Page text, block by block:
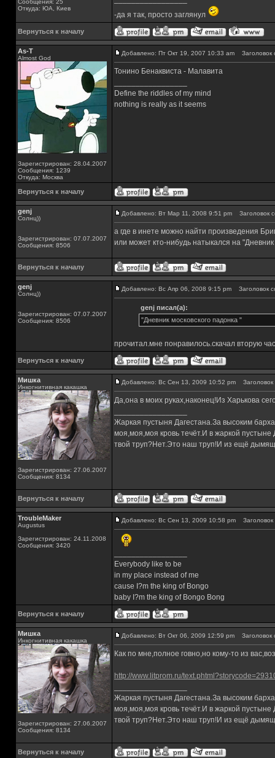
Сообщения: 25
Откуда: ЮА, Киев
-да я так, просто заглянул
Вернуться к началу
As-T
Almost God
Зарегистрирован: 28.04.2007
Сообщения: 1239
Откуда: Москва
Добавлено: Пт Окт 19, 2007 10:33 am Заголовок
Тонино Бенаквиста - Малавита
Define the riddles of my mind
nothing is really as it seems
Вернуться к началу
genj
Солнц))
Зарегистрирован: 07.07.2007
Сообщения: 8506
Добавлено: Вт Мар 11, 2008 9:51 pm Заголовок
а где в инете можно найти произведения
или может кто-нибудь натыкался на
Вернуться к началу
genj
Солнц))
Зарегистрирован: 07.07.2007
Сообщения: 8506
Добавлено: Вс Апр 06, 2008 9:15 pm Заголовок
genj писал(а):
"Дневник московского падонка "
прочитал.мне понравилось.скачал вторую
Вернуться к началу
Мишка
Инкогнитивная какашка
Зарегистрирован: 27.06.2007
Сообщения: 8134
Добавлено: Вс Сен 13, 2009 10:52 pm
Да,она в моих руках,наконец!Из Харькова
Жаркая пустыня Дагестана.За высоким
моя,моя,моя кровь течёт.И в жаркой
твой труп?Нет.Это наш труп!И из ещё
Вернуться к началу
TroubleMaker
Augustus
Зарегистрирован: 24.11.2008
Сообщения: 3420
Добавлено: Вс Сен 13, 2009 10:58 pm
Everybody like to be
in my place instead of me
cause I?m the king of Bongo
baby I?m the king of Bongo Bong
Вернуться к началу
Мишка
Инкогнитивная какашка
Зарегистрирован: 27.06.2007
Сообщения: 8134
Добавлено: Вт Окт 06, 2009 12:59 pm Заголовок
Как по мне,полное говно,но кому-то из
http://www.litprom.ru/
Жаркая пустыня Дагестана.За высоким
моя,моя,моя кровь течёт.И в жаркой
твой труп?Нет.Это наш труп!И из ещё
Вернуться к началу